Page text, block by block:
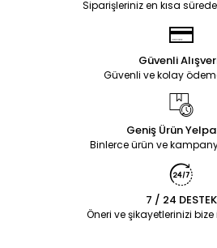
Siparişleriniz en kısa
Güvenli
Güvenli ve kolay
Geniş Ürün
Binlerce ürün ve
7 / 24 DESTEK
Öneri ve şikayetlerinizi